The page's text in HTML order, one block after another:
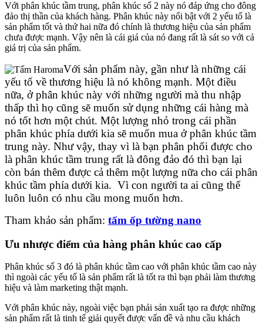
Với phân khúc tầm trung, phân khúc số 2 này nó đáp ứng cho đông
đảo thị thần của khách hàng. Phân khúc này nổi bật với 2 yếu tố là
sản phẩm tốt và thứ hai nữa đó chính là thương hiệu của sản phẩm
chưa được mạnh. Vậy nên là cái giá của nó đang rất là sát so với cả
giá trị của sản phẩm.
Với sản phẩm này, gần như là những cái
yếu tố về thương hiệu là nó không mạnh. Một điều
nữa, ở phân khúc này với những người mà thu nhập
thấp thì họ cũng sẽ muốn sử dụng những cái hàng mà
nó tốt hơn một chút. Một lượng nhỏ trong cái phần
phân khúc phía dưới kia sẽ muốn mua ở phân khúc tầm
trung này. Như vậy, thay vì là bạn phân phối được cho
là phân khúc tầm trung rất là đông đảo đó thì bạn lại
còn bán thêm được cả thêm một lượng nữa cho cái phân
khúc tầm phía dưới kia. Vì con người ta ai cũng thế
luôn luôn có nhu cầu mong muốn hơn.
Tham khảo sản phẩm: tấm ốp tường nano
Ưu nhược điểm của hàng phân khúc cao cấp
Phân khúc số 3 đó là phân khúc tầm cao với phân khúc tầm cao này
thì ngoài các yếu tố là sản phẩm rất là tốt ra thì bạn phải làm thương
hiệu và làm marketing thật mạnh.
Với phân khúc này, ngoài việc bạn phải sản xuất tạo ra được những
sản phẩm rất là tinh tế giải quyết được vấn đề và nhu cầu khách